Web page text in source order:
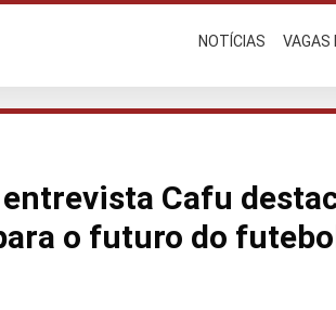
NOTÍCIAS VAGAS
Cafu
o futuro do